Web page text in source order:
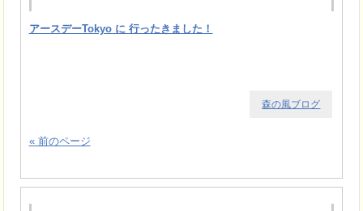
アースデーTokyo に 行ったきました！
森の風ブログ
« 前のページ